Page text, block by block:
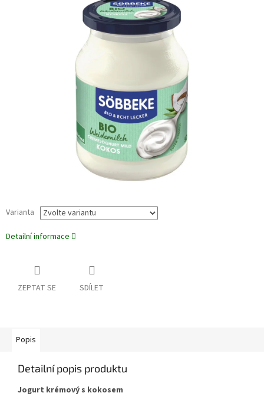
Varianta
Detailní informace
ZEPTAT SE SDÍLET
Popis
Detailní popis produktu
Jogurt krémový s kokosem